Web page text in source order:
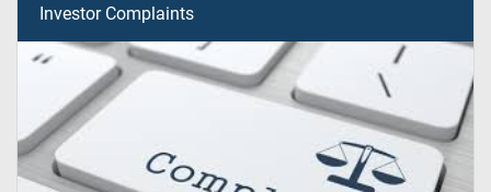
Investor Complaints